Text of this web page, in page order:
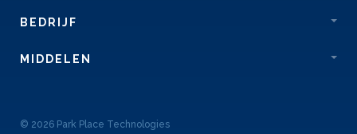
BEDRIJF
MIDDELEN
© 2026 Park Place Technologies